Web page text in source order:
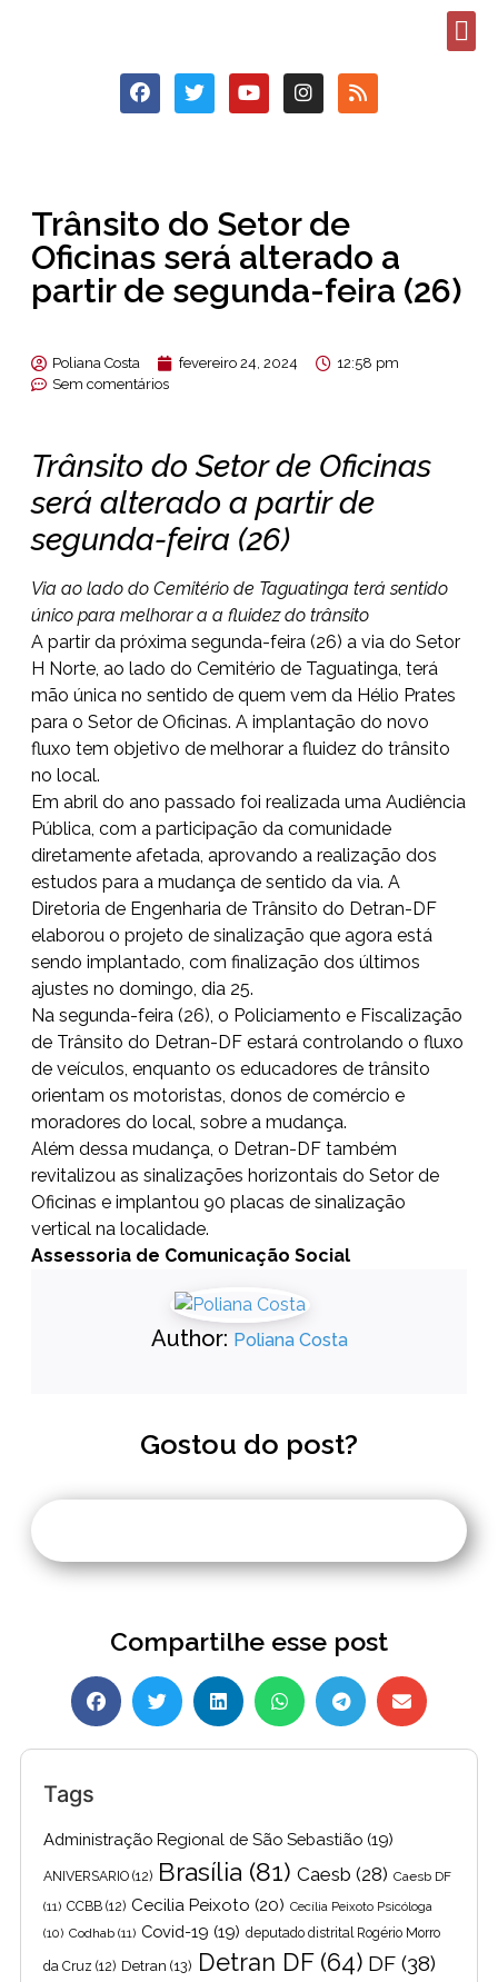
Trânsito do Setor de
Oficinas será alterado a
partir de segunda-feira (26)
Poliana Costa fevereiro 24, 2024
12:58 pm
Sem comentários
Trânsito do Setor de Oficinas
será alterado a partir de
segunda-feira (26)
Via ao lado do Cemitério de Taguatinga terá sentido
único para melhorar a a fluidez do trânsito
A partir da próxima segunda-feira (26) a via do Setor
H Norte, ao lado do Cemitério de Taguatinga, terá
mão única no sentido de quem vem da Hélio Prates
para o Setor de Oficinas. A implantação do novo
fluxo tem objetivo de melhorar a fluidez do trânsito
no local.
Em abril do ano passado foi realizada uma Audiência
Pública, com a participação da comunidade
diretamente afetada, aprovando a realização dos
estudos para a mudança de sentido da via. A
Diretoria de Engenharia de Trânsito do Detran-DF
elaborou o projeto de sinalização que agora está
sendo implantado, com finalização dos últimos
ajustes no domingo, dia 25.
Na segunda-feira (26), o Policiamento e Fiscalização
de Trânsito do Detran-DF estará controlando o fluxo
de veículos, enquanto os educadores de trânsito
orientam os motoristas, donos de comércio e
moradores do local, sobre a mudança.
Além dessa mudança, o Detran-DF também
revitalizou as sinalizações horizontais do Setor de
Oficinas e implantou 90 placas de sinalização
vertical na localidade.
Assessoria de Comunicação Social
Author: Poliana Costa
Gostou do post?
Compartilhe esse post
Tags
Administração Regional de São Sebastião (19)
ANIVERSARIO (12) Brasília (81) Caesb (28) Caesb DF
(11) CCBB (12) Cecilia Peixoto (20) Cecília Peixoto Psicóloga
(10) Codhab (11) Covid-19 (19) deputado distrital Rogério Morro
da Cruz (12) Detran (13) Detran DF(64) DF (38)